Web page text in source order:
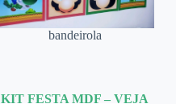
bandeirola
KIT FESTA MDF – VEJA